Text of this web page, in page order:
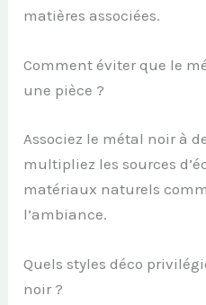
matières associées.
Comment éviter que le
une pièce ?
Associez le métal noir à
multipliez les sources
matériaux naturels
l’ambiance.
Quels styles déco
noir ?